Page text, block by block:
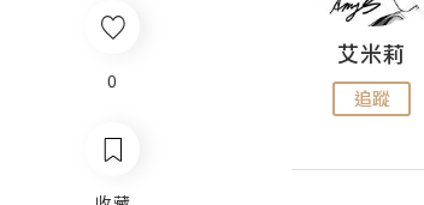
0
艾米莉
追蹤